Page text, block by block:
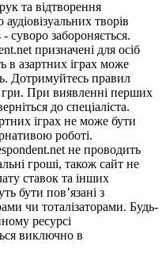
та відтворення
творів
суворо забороняється.
призначені для осіб
в азартних іграх може
Дотримуйтесь правил
гри. При виявленні перших
до спеціаліста.
іграх не може бути
роботі.
не проводить
гроші, також сайт не
ставок та інших
бути пов’язані з
чи тоталізаторами. Будь-
ресурсі
виключно в